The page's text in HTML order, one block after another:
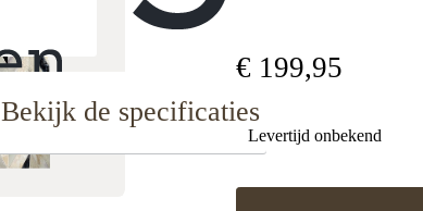
Bekijk de specificaties
€ 199,95
Levertijd onbekend